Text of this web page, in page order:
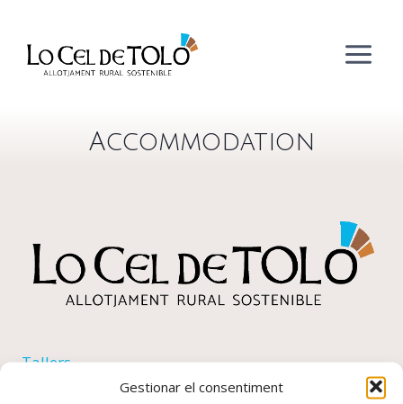
Gestionar el consentiment
contingut
Accommodation
Tallers